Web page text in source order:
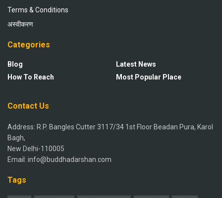
Terms & Conditions
अस्वीकरण
Categories
Blog
How To Reach
Latest News
Most Popular Place
Contact Us
Address: R.P. Bangles Cutter 3117/34 1st Floor Beadan Pura, Karol
Bagh,
New Delhi-110005
Email: info@buddhadarshan.com
Tags